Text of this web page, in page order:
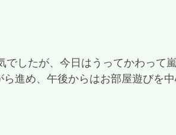
進め、午後からはお部屋遊びを